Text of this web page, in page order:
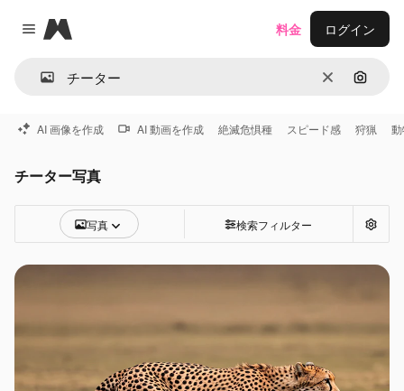
Close menu
Magnific
消去 画像で
料金 ログイン
AI 画像を作成 AI 動画を作成 絶滅危惧種 スピード感 狩猟
チーター写真
写真 検索フィルター